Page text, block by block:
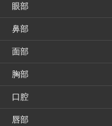
眼部
鼻部
面部
胸部
口腔
唇部